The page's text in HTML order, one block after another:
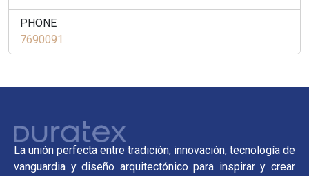
PHONE
7690091
La unión perfecta entre tradición, innovación, tecnología de
vanguardia y diseño arquitectónico para inspirar y crear